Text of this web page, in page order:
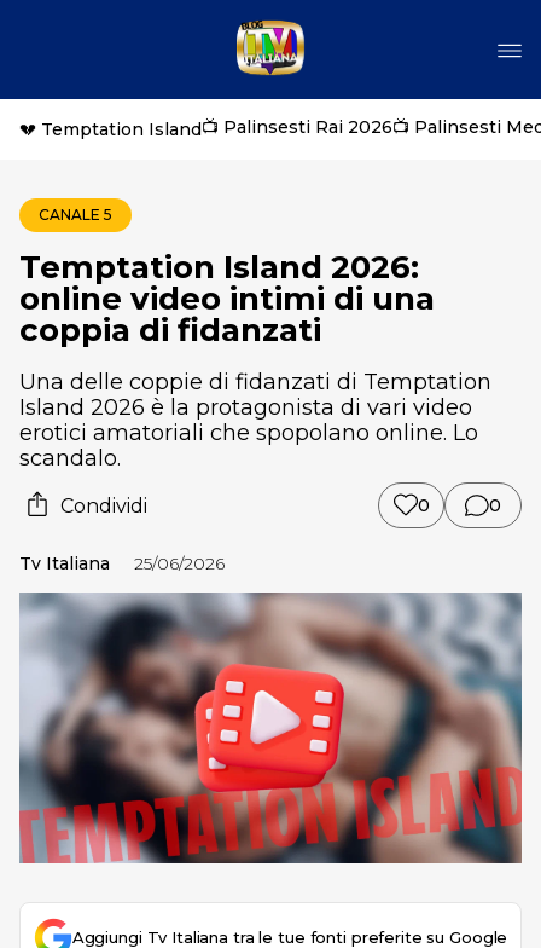
💔 Temptation Island📺 Palinsesti Rai 2026📺 Palinsesti
CANALE 5
Temptation Island 2026:
online video intimi di una
coppia di fidanzati
Una delle coppie di fidanzati di Temptation
Island 2026 è la protagonista di vari video
erotici amatoriali che spopolano online. Lo
scandalo.
Condividi 0 0
Tv Italiana 25/06/2026
Aggiungi Tv Italiana tra le tue fonti preferite su Google